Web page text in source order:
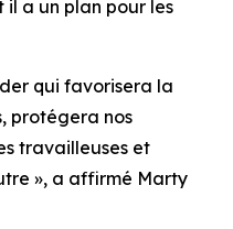
il a un plan pour les
qui favorisera la
protégera nos
travailleuses et
», a affirmé Marty